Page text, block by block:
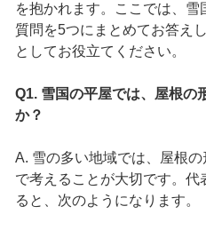
を抱かれます。ここでは、
質問を5つにまとめてお答え
としてお役立てください。
Q1. 雪国の平屋では、屋根の
か？
A. 雪の多い地域では、屋根
で考えることが大切です。
ると、次のようになります。